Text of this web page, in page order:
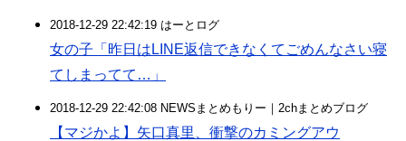
2018-12-29 22:42:19 はーとログ
女の子「昨日はLINE返信できなくてごめんなさい寝
てしまってて…」
2018-12-29 22:42:08 NEWSまとめもりー｜2chまとめブログ
【マジかよ】矢口真里、衝撃のカミングアウ